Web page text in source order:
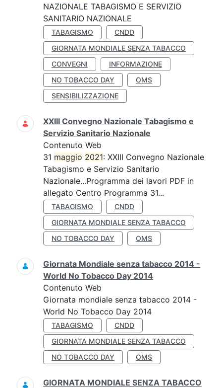
NAZIONALE TABAGISMO E SERVIZIO
SANITARIO NAZIONALE
TABAGISMO
CNDD
GIORNATA MONDIALE SENZA TABACCO
CONVEGNI
INFORMAZIONE
NO TOBACCO DAY
OMS
SENSIBILIZZAZIONE
XXIII Convegno Nazionale Tabagismo e
Servizio Sanitario Nazionale
Contenuto Web
31 maggio 2021: XXIII Convegno Nazionale
Tabagismo e Servizio Sanitario
Nazionale...Programma dei lavori PDF in
allegato Centro Programma 31...
TABAGISMO
CNDD
GIORNATA MONDIALE SENZA TABACCO
NO TOBACCO DAY
OMS
Giornata Mondiale senza tabacco 2014 -
World No Tobacco Day 2014
Contenuto Web
Giornata mondiale senza tabacco 2014 -
World No Tobacco Day 2014
TABAGISMO
CNDD
GIORNATA MONDIALE SENZA TABACCO
NO TOBACCO DAY
OMS
GIORNATA MONDIALE SENZA TABACCO